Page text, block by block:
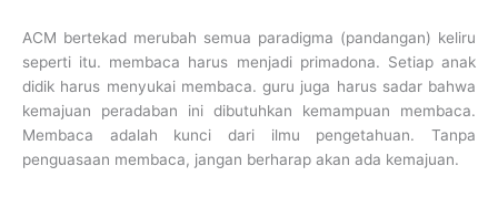
ACM bertekad merubah semua paradigma (pandangan) keliru
seperti itu. membaca harus menjadi primadona. Setiap anak
didik harus menyukai membaca. guru juga harus sadar bahwa
kemajuan peradaban ini dibutuhkan kemampuan membaca.
Membaca adalah kunci dari ilmu pengetahuan. Tanpa
penguasaan membaca, jangan berharap akan ada kemajuan.